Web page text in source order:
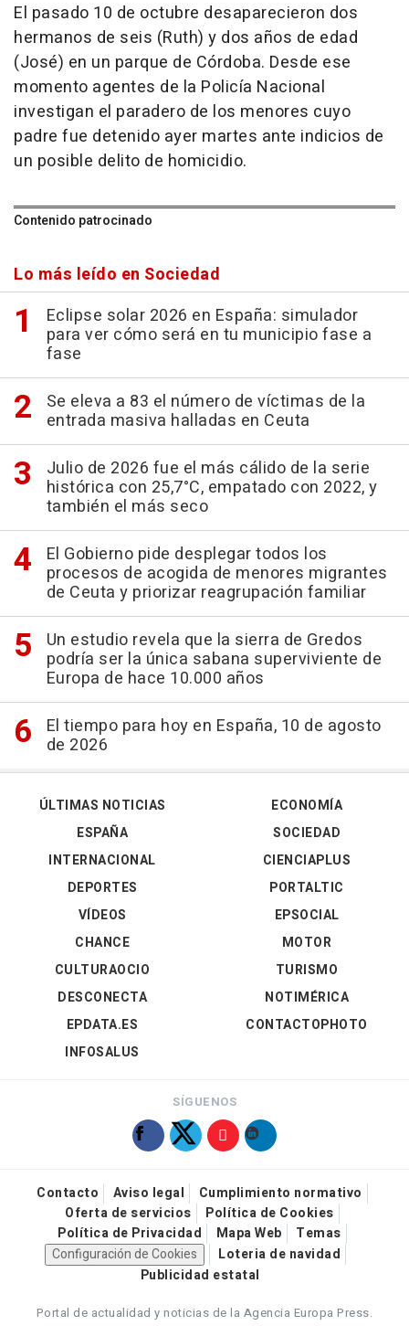
El pasado 10 de octubre desaparecieron dos
hermanos de seis (Ruth) y dos años de edad
(José) en un parque de Córdoba. Desde ese
momento agentes de la Policía Nacional
investigan el paradero de los menores cuyo
padre fue detenido ayer martes ante indicios de
un posible delito de homicidio.
Contenido patrocinado
Lo más leído en Sociedad
Eclipse solar 2026 en España: simulador
para ver cómo será en tu municipio fase a
fase
Se eleva a 83 el número de víctimas de la
entrada masiva halladas en Ceuta
Julio de 2026 fue el más cálido de la serie
histórica con 25,7°C, empatado con 2022, y
también el más seco
El Gobierno pide desplegar todos los
procesos de acogida de menores migrantes
de Ceuta y priorizar reagrupación familiar
Un estudio revela que la sierra de Gredos
podría ser la única sabana superviviente de
Europa de hace 10.000 años
El tiempo para hoy en España, 10 de agosto
de 2026
ÚLTIMAS NOTICIAS
ESPAÑA
INTERNACIONAL
DEPORTES
VÍDEOS
ECONOMÍA
SOCIEDAD
CIENCIAPLUS
PORTALTIC
EPSOCIAL
CHANCE
CULTURAOCIO
DESCONECTA
EPDATA.ES
INFOSALUS
MOTOR
TURISMO
NOTIMÉRICA
CONTACTOPHOTO
SÍGUENOS
Contacto Aviso legal
Cumplimiento normativo
Oferta de servicios
Política de Cookies
Política de Privacidad
Mapa Web
Temas
Configuración de Cookies
Loteria de navidad
Publicidad estatal
Portal de actualidad y noticias de la Agencia Europa Press.